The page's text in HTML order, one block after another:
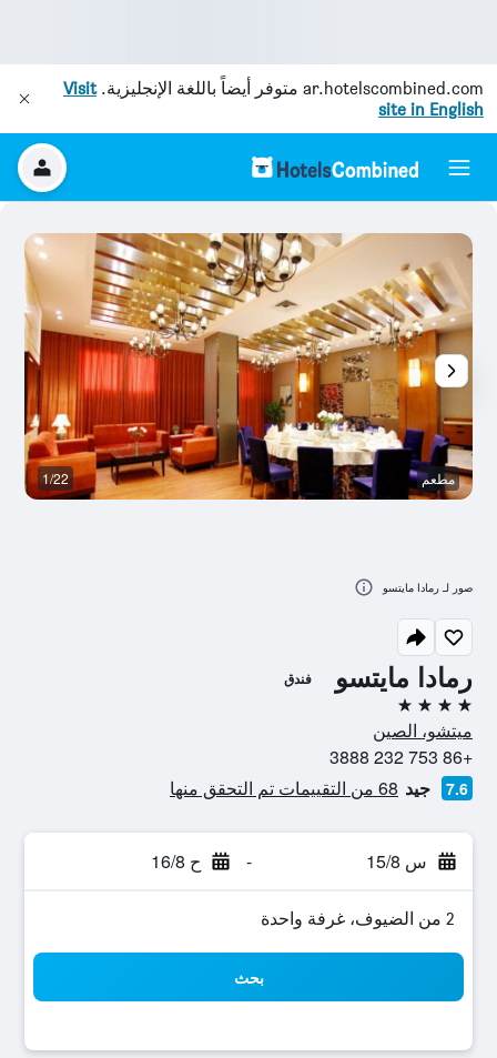
ar.hotelscombined.com متوفر أيضاً باللغة الإنجليزية.Visit
site in English
رمادا مايتسو فندق
4 نجوم
ميتشو، الصين
+86 753 232 3888
7.6 جيد 68 من التقييمات تم التحقق منها
س 15/8 - ح 16/8
2 من الضيوف، غرفة واحدة
بحث
مطعم 1/22
صور لـ رمادا مايتسو